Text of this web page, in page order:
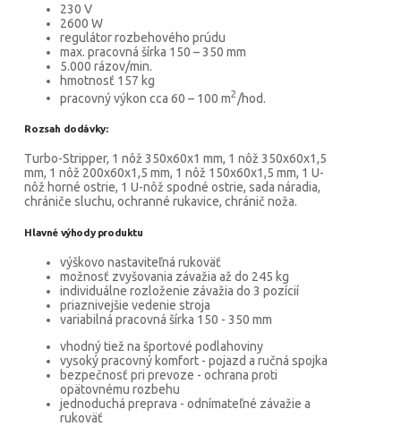
230 V
2600 W
regulátor rozbehového prúdu
max. pracovná šírka 150 – 350 mm
5.000 rázov/min.
hmotnosť 157 kg
pracovný výkon cca 60 – 100 m2 /hod.
Rozsah dodávky:
Turbo-Stripper, 1 nôž 350x60x1 mm, 1 nôž 350x60x1,5
mm, 1 nôž 200x60x1,5 mm, 1 nôž 150x60x1,5 mm, 1 U-
nôž horné ostrie, 1 U-nôž spodné ostrie, sada náradia,
chrániče sluchu, ochranné rukavice, chránič noža.
Hlavné výhody produktu
výškovo nastaviteľná rukoväť
možnosť zvyšovania závažia až do 245 kg
individuálne rozloženie závažia do 3 pozícií
priaznivejšie vedenie stroja
variabilná pracovná šírka 150 - 350 mm
vhodný tiež na športové podlahoviny
vysoký pracovný komfort - pojazd a ručná spojka
bezpečnosť pri prevoze - ochrana proti
opätovnému rozbehu
jednoduchá preprava - odnímateľné závažie a
rukoväť